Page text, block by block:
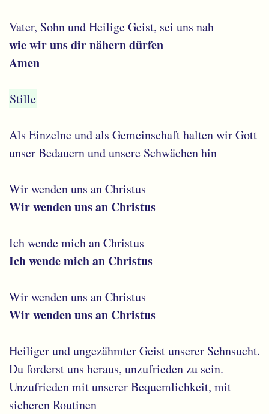
Vater, Sohn und Heilige Geist, sei uns nah
wie wir uns dir nähern dürfen
Amen
Stille
Als Einzelne und als Gemeinschaft halten wir Gott
unser Bedauern und unsere Schwächen hin
Wir wenden uns an Christus
Wir wenden uns an Christus
Ich wende mich an Christus
Ich wende mich an Christus
Wir wenden uns an Christus
Wir wenden uns an Christus
Heiliger und ungezähmter Geist unserer Sehnsucht.
Du forderst uns heraus, unzufrieden zu sein.
Unzufrieden mit unserer Bequemlichkeit, mit
sicheren Routinen